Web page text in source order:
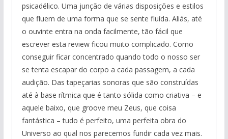
psicadélico. Uma junção de várias disposições e estilos
que fluem de uma forma que se sente fluída. Aliás, até
o ouvinte entra na onda facilmente, tão fácil que
escrever esta review ficou muito complicado. Como
conseguir ficar concentrado quando todo o nosso ser
se tenta escapar do corpo a cada passagem, a cada
audição. Das tapeçarias sonoras que são construídas
até à base rítmica que é tanto sólida como criativa – e
aquele baixo, que groove meu Zeus, que coisa
fantástica – tudo é perfeito, uma perfeita obra do
Universo ao qual nos parecemos fundir cada vez mais.